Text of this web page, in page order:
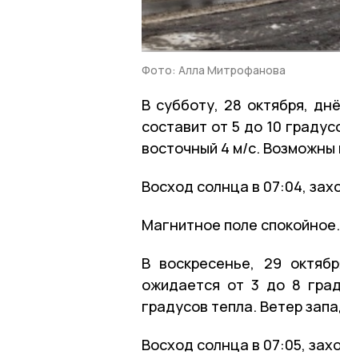
Фото: Алла Митрофанова
В субботу, 28 октября,
составит от 5 до 10
восточный 4 м/с.
Восход солнца в 07:04,
Магнитное поле спокойное.
В воскресенье, 29
ожидается от 3 до 8
градусов тепла. Ветер
Восход солнца в 07:05,